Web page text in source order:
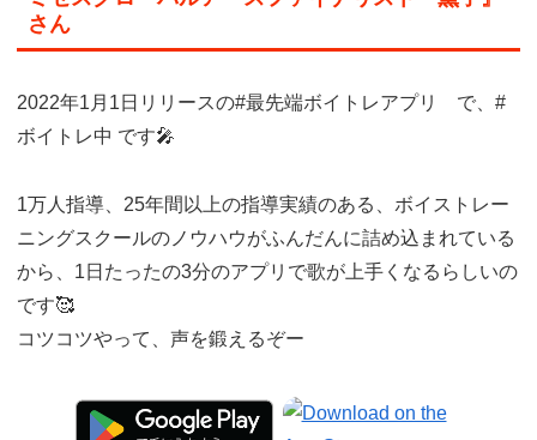
さん
2022年1月1日リリースの#最先端ボイトレアプリ で、#
ボイトレ中 です🎤
1万人指導、25年間以上の指導実績のある、ボイストレー
ニングスクールのノウハウがふんだんに詰め込まれている
から、1日たったの3分のアプリで歌が上手くなるらしいの
です🥰
コツコツやって、声を鍛えるぞー